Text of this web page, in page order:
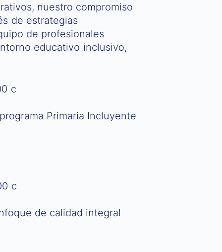
nuestro compromiso
de estrategias
de profesionales
educativo inclusivo,
Primaria Incluyente
de calidad integral